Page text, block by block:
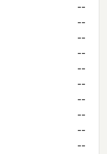
--
--
--
--
--
--
--
--
--
--